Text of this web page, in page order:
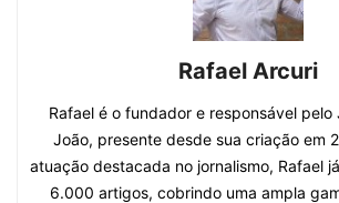
Rafael Arcuri
Rafael é o fundador e responsável pelo
João, presente desde sua criação em
atuação destacada no jornalismo, Rafael
6.000 artigos, cobrindo uma ampla